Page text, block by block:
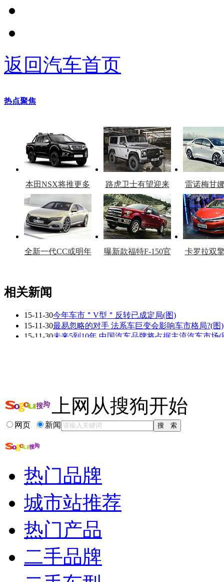
返回汽车首页
热点聚焦
本田NSX将推更多
车型
路虎卫士有望迎来
复产
雷诺梅甘
官
全新一代CC或明年
曝新款福特F-150官
卡罗拉双
看赛车宝贝争奇斗
艳
车模美腿爆乳无惧
走光
相关新闻
15-11-30今年车市＂V型＂反转已成定局(图)
15-11-30最易忽略的对手 法系车巨变会影响车市格局?(图)
15-11-30未来5到10年 中国汽车品牌将占据主流汽车市场(
相关推荐
手动挡汽车的正确换挡
2015年汽车市场分析
汽车手自一体换挡视频
汽车用品批发市场
北京亚运村汽车交...
上网从搜狗开始
网页 新闻
热门品牌
城市站推荐
热门产品
二手品牌